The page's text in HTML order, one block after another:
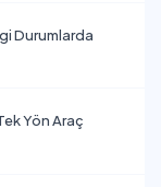
Durumlarda
Yön Araç